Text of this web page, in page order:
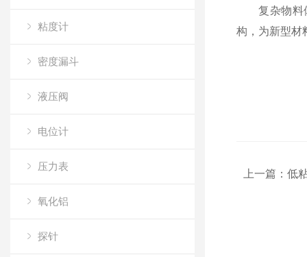
粘度计
密度漏斗
液压阀
电位计
压力表
氧化铝
探针
复杂物料体
构，为新型材
上一篇： 低